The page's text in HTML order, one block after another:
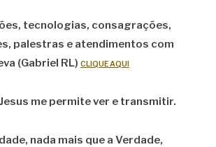
tecnologias, consagrações,
palestras e atendimentos com
(Gabriel RL) CLIQUE AQUI
me permite ver e transmitir.
nada mais que a Verdade,